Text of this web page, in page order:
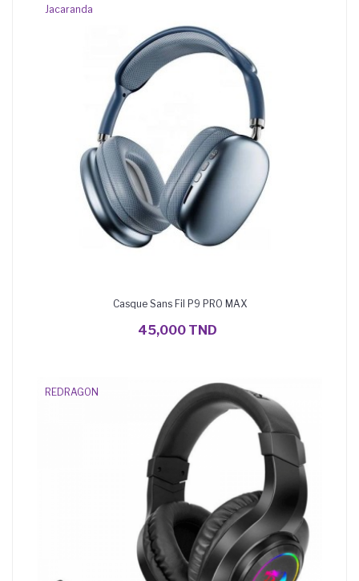
Jacaranda
Casque Sans Fil P9 PRO MAX
45,000 TND
REDRAGON